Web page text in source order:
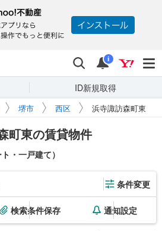
検索 通知
i
ID新規取得
堺市 西区 浜寺諏訪森町東
町東の賃貸物件
・一戸建て）
条件変更
検索条件保存 通知設定